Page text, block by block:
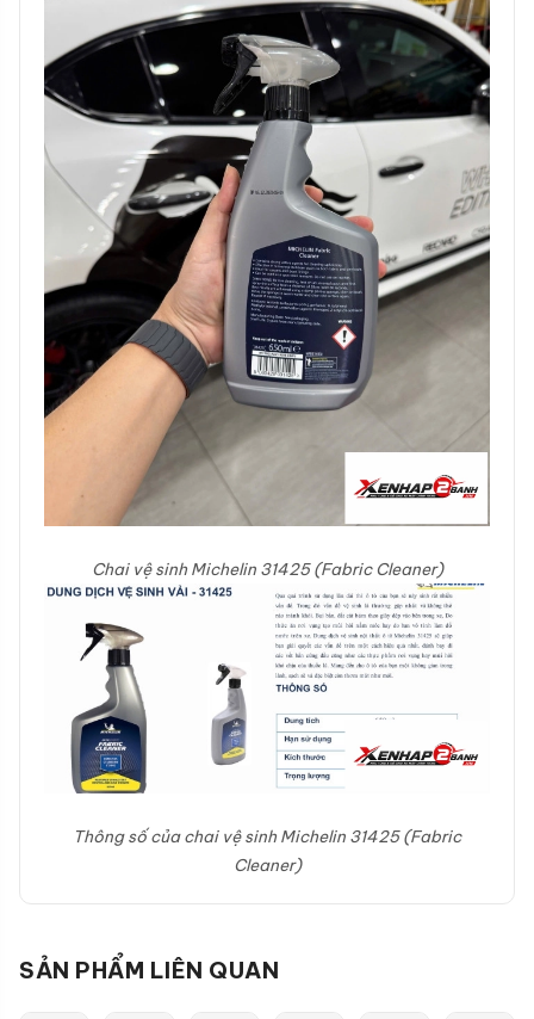
Chai vệ sinh Michelin 31425 (Fabric Cleaner)
Thông số của chai vệ sinh Michelin 31425 (Fabric
Cleaner)
SẢN PHẨM LIÊN QUAN